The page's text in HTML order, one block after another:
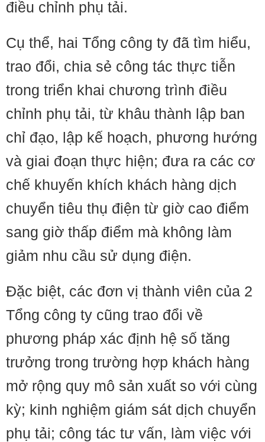
điều chỉnh phụ tải.
Cụ thể, hai Tổng công ty đã tìm hiểu,
trao đổi, chia sẻ công tác thực tiễn
trong triển khai chương trình điều
chỉnh phụ tải, từ khâu thành lập ban
chỉ đạo, lập kế hoạch, phương hướng
và giai đoạn thực hiện; đưa ra các cơ
chế khuyến khích khách hàng dịch
chuyển tiêu thụ điện từ giờ cao điểm
sang giờ thấp điểm mà không làm
giảm nhu cầu sử dụng điện.
Đặc biệt, các đơn vị thành viên của 2
Tổng công ty cũng trao đổi về
phương pháp xác định hệ số tăng
trưởng trong trường hợp khách hàng
mở rộng quy mô sản xuất so với cùng
kỳ; kinh nghiệm giám sát dịch chuyển
phụ tải; công tác tư vấn, làm việc với